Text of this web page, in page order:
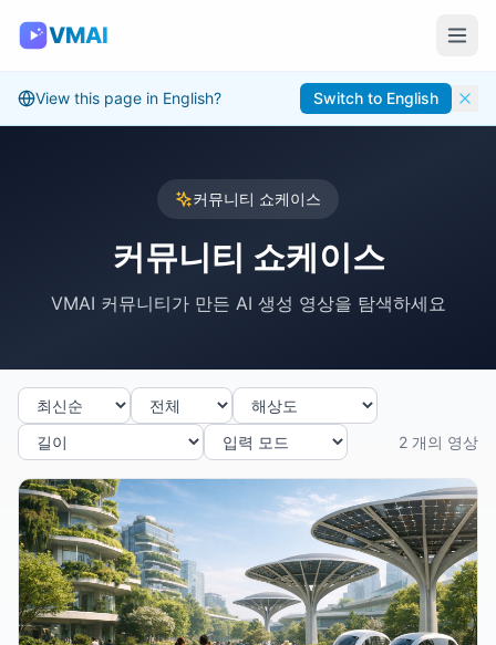
VMAI
View this page in English? Switch to English
커뮤니티 쇼케이스
커뮤니티 쇼케이스
VMAI 커뮤니티가 만든 AI 생성 영상을 탐색하세요
2 개의 영상